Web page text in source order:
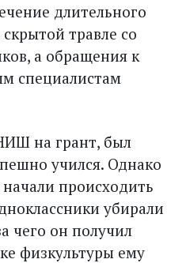
длительного
травле со
а обращения к
специалистам
на грант, был
учился. Однако
происходить
убирали
чего он получил
физкультуры ему